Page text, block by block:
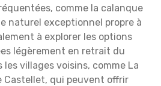
comme la calanque
naturel exceptionnel propre à
à explorer les options
légèrement en retrait du
villages voisins, comme La
Castellet, qui peuvent offrir